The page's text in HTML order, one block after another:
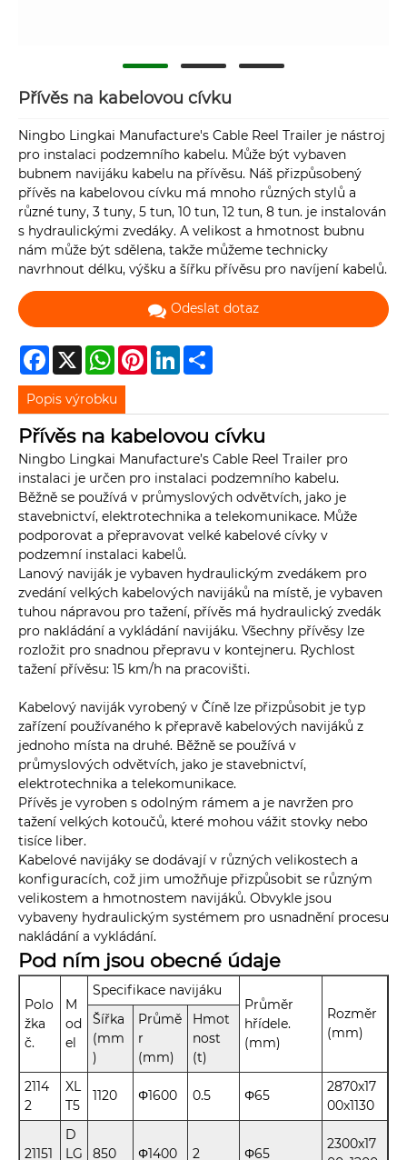
Přívěs na kabelovou cívku
Ningbo Lingkai Manufacture's Cable Reel Trailer je nástroj
pro instalaci podzemního kabelu. Může být vybaven
bubnem navijáku kabelu na přívěsu. Náš přizpůsobený
přívěs na kabelovou cívku má mnoho různých stylů a
různé tuny, 3 tuny, 5 tun, 10 tun, 12 tun, 8 tun. je instalován
s hydraulickými zvedáky. A velikost a hmotnost bubnu
nám může být sdělena, takže můžeme technicky
navrhnout délku, výšku a šířku přívěsu pro navíjení kabelů.
Odeslat dotaz
Facebook
X WhatsAppPinterestLinkedIn
Popis výrobku
Přívěs na kabelovou cívku
Ningbo Lingkai Manufacture’s Cable Reel Trailer pro
instalaci je určen pro instalaci podzemního kabelu.
Běžně se používá v průmyslových odvětvích, jako je
stavebnictví, elektrotechnika a telekomunikace. Může
podporovat a přepravovat velké kabelové cívky v
podzemní instalaci kabelů.
Lanový naviják je vybaven hydraulickým zvedákem pro
zvedání velkých kabelových navijáků na místě, je vybaven
tuhou nápravou pro tažení, přívěs má hydraulický zvedák
pro nakládání a vykládání navijáku. Všechny přívěsy lze
rozložit pro snadnou přepravu v kontejneru. Rychlost
tažení přívěsu: 15 km/h na pracovišti.
Kabelový naviják vyrobený v Číně lze přizpůsobit je typ
zařízení používaného k přepravě kabelových navijáků z
jednoho místa na druhé. Běžně se používá v
průmyslových odvětvích, jako je stavebnictví,
elektrotechnika a telekomunikace.
Přívěs je vyroben s odolným rámem a je navržen pro
tažení velkých kotoučů, které mohou vážit stovky nebo
tisíce liber.
Kabelové navijáky se dodávají v různých velikostech a
konfiguracích, což jim umožňuje přizpůsobit se různým
velikostem a hmotnostem navijáků. Obvykle jsou
vybaveny hydraulickým systémem pro usnadnění procesu
nakládání a vykládání.
Pod ním jsou obecné údaje
Polo
žka
č.
M
od
el
Specifikace navijáku
Průměr
hřídele.
(mm)
Rozměr
(mm)
Šířka
(mm
)
Průmě
r
(mm)
Hmot
nost
(t)
2114
2
XL
T5
1120 Φ1600 0.5 Φ65
2870x17
00x1130
21151
D
LG
850 Φ1400 2 Φ65
2300x17